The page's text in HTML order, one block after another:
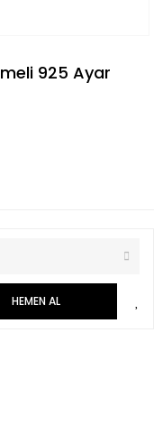
925 Ayar
HEMEN AL